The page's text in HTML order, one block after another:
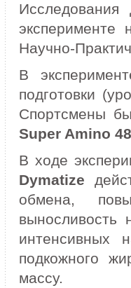
эксперименте
Научно-
В
подготовки
Спортсмены
Super Amino
В ходе
Dymatize
обмена,
выносливость
интенсивных
подкожного
массу.